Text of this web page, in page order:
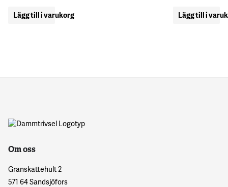
Lägg till i varukorg Lägg till i
Om oss
Granskattehult 2
571 64 Sandsjöfors